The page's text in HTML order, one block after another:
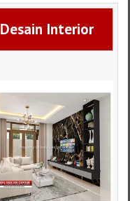
Desain Interior